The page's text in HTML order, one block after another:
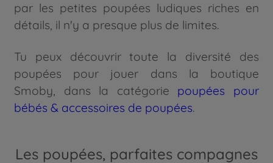
par les petites poupées ludiques riches en
détails, il n'y a presque plus de limites.
Tu peux découvrir toute la diversité des
poupées pour jouer dans la boutique
Smoby, dans la catégorie poupées pour
bébés & accessoires de poupées.
Les poupées, parfaites compagnes